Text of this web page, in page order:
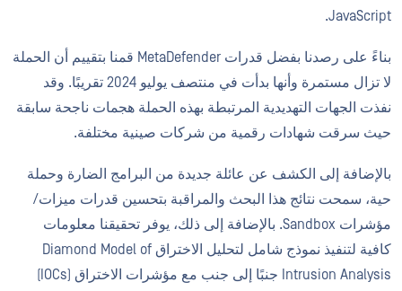
JavaScript.
بناءً على رصدنا بفضل قدرات MetaDefender قمنا بتقييم أن الحملة
لا تزال مستمرة وأنها بدأت في منتصف يوليو 2024 تقريبًا. وقد
نفذت الجهات التهديدية المرتبطة بهذه الحملة هجمات ناجحة سابقة
حيث سرقت شهادات رقمية من شركات صينية مختلفة.
بالإضافة إلى الكشف عن عائلة جديدة من البرامج الضارة وحملة
حية، سمحت نتائج هذا البحث والمراقبة بتحسين قدرات ميزات/
مؤشرات Sandbox. بالإضافة إلى ذلك، يوفر تحقيقنا معلومات
كافية لتنفيذ نموذج شامل لتحليل الاختراق Diamond Model of
Intrusion Analysis جنبًا إلى جنب مع مؤشرات الاختراق (IOCs)